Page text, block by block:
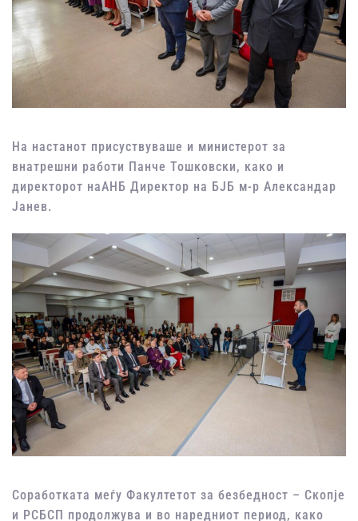
На настанот присуствуваше и министерот за
внатрешни работи Панче Тошковски, како и
директорот наАНБ Директор на БЈБ м-р Александар
Јанев.
Соработката меѓу Факултетот за безбедност – Скопје
и РСБСП продолжува и во наредниот период, како